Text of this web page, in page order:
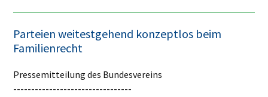
Parteien weitestgehend konzeptlos beim
Familienrecht
Pressemitteilung des Bundesvereins
---------------------------------